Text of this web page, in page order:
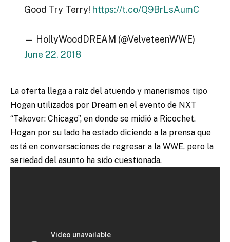
Good Try Terry! https://t.co/Q9BrLsAumC
— HollyWoodDREAM (@VelveteenWWE)
June 22, 2018
La oferta llega a raíz del atuendo y manerismos tipo
Hogan utilizados por Dream en el evento de NXT
“Takover: Chicago”, en donde se midió a Ricochet.
Hogan por su lado ha estado diciendo a la prensa que
está en conversaciones de regresar a la WWE, pero la
seriedad del asunto ha sido cuestionada.